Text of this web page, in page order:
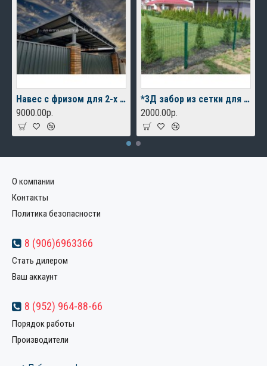
Навес с фризом для 2-х автомобилей
9000.00р.
*3Д забор из сетки для дачного дома
2000.00р.
О компании
Контакты
Политика безопасности
8 (906)6963366
Стать дилером
Ваш аккаунт
8 (952) 964-88-66
Порядок работы
Производители